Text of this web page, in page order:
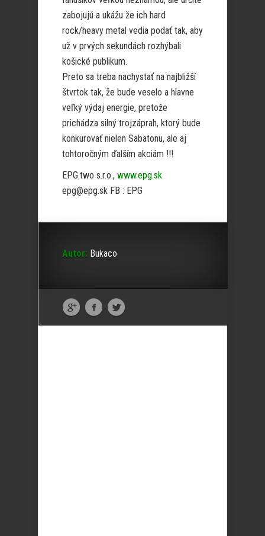
zabojujú a ukážu že ich hard
rock/heavy metal vedia podať tak, aby
už v prvých sekundách rozhýbali
košické publikum.
Preto sa treba nachystať na najbližší
štvrtok tak, že bude veselo a hlavne
veľký výdaj energie, pretože
prichádza silný trojzáprah, ktorý bude
konkurovať nielen Sabatonu, ale aj
tohtoročným ďalším akciám !!!
EPG.two s.r.o., www.epg.sk
epg@epg.sk FB : EPG
Autor: Bukaco